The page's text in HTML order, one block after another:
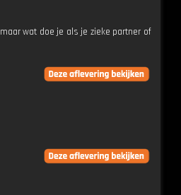
wat doe je als je zieke partner of